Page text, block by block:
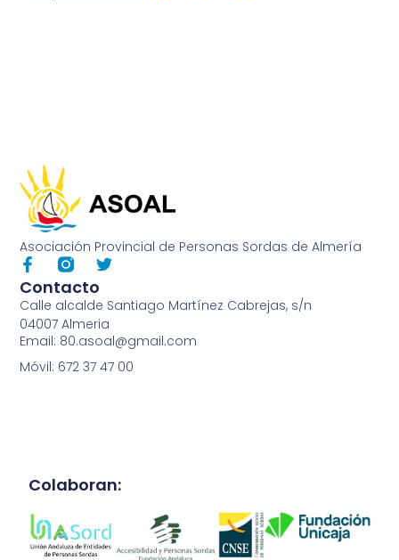
Asociación Provincial de Personas Sordas de Almería
Contacto
Calle alcalde Santiago Martínez Cabrejas, s/n
04007 Almeria
Email: 80.asoal@gmail.com
Móvil: 672 37 47 00
Colaboran: